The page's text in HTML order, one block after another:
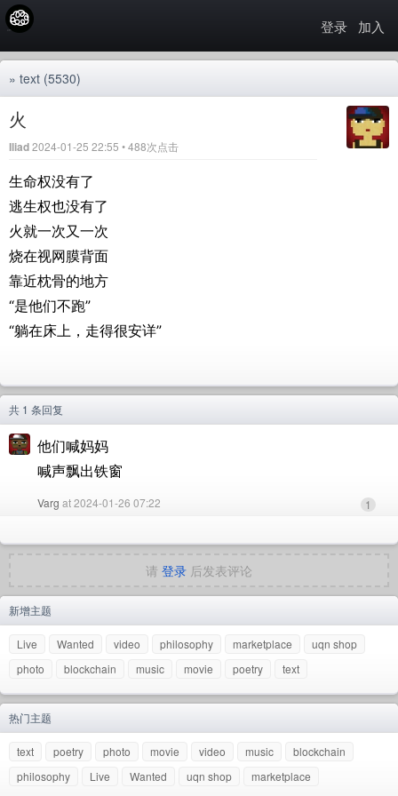
登录 加入
» text (5530)
火
Iliad2024-01-25 22:55 • 488次点击
生命权没有了
逃生权也没有了
火就一次又一次
烧在视网膜背面
靠近枕骨的地方
“是他们不跑”
“躺在床上，走得很安详”
共 1 条回复
他们喊妈妈
喊声飘出铁窗
Varg at 2024-01-26 07:22 1
请 登录 后发表评论
新增主题
Live Wanted video philosophy marketplace
uqn shop
photo
blockchain music movie poetry text
热门主题
text poetry photo movie video music
blockchain
philosophy
Live Wanted uqn shop marketplace